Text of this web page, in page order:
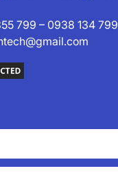
799 – 0938 134 799